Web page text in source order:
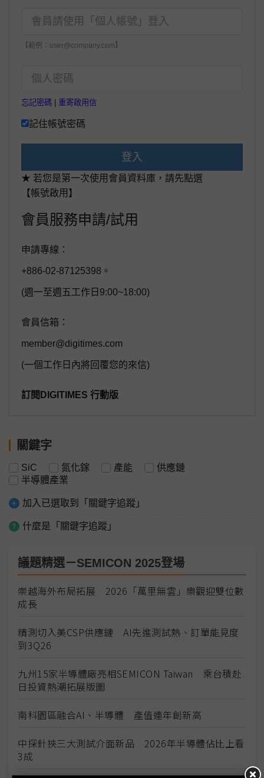
【範例：user@company.com】
忘記密碼 重寄啟用信
記住帳號密碼
登入
★ 若您是第一次使用會員資料庫，請先點選
【帳號啟用】
會員服務申請/試用
申請專線：
+886-02-87125398。
(週一至週五工作日9:00~18:00)
會員信箱：
member@digitimes.com
(一個工作日內將回覆您的來信)
訂閱DIGITIMES 行動版
關鍵字
SiC 氮化鎵 產能
供應鏈
半導體產業
加入已選取到「關鍵字追蹤」
什麼是「關鍵字追蹤」
議題精選－SEMICON 2025登場
崇越海外布局拓展 2026「萬里無雲」樂觀迎雙位數
成長
精測切入美CSP供應鏈 AI先進測試熱、訂單能見度
到3Q26
九州15家半導體廠亮相SEMICON Taiwan 乘台積赴
日投資熱潮拓展版圖
南科園區融合AI、半導體 產值連年創新高
中探針挾三大測試介面新品 2026年半導體佔比上看
3成